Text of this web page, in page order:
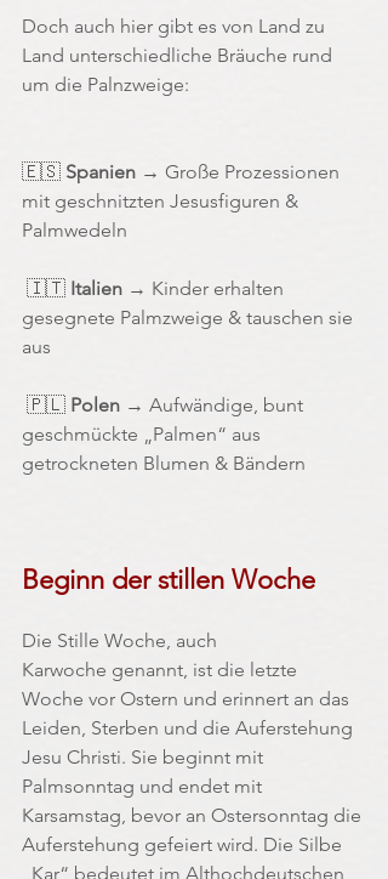
Doch auch hier gibt es von Land zu
Land unterschiedliche Bräuche rund
um die Palnzweige:
🇪🇸 Spanien → Große Prozessionen
mit geschnitzten Jesusfiguren &
Palmwedeln
🇮🇹 Italien → Kinder erhalten
gesegnete Palmzweige & tauschen sie
aus
🇵🇱 Polen → Aufwändige, bunt
geschmückte „Palmen“ aus
getrockneten Blumen & Bändern
Beginn der stillen Woche
Die Stille Woche, auch
Karwoche genannt, ist die letzte
Woche vor Ostern und erinnert an das
Leiden, Sterben und die Auferstehung
Jesu Christi. Sie beginnt mit
Palmsonntag und endet mit
Karsamstag, bevor an Ostersonntag die
Auferstehung gefeiert wird. Die Silbe
„Kar“ bedeutet im Althochdeutschen